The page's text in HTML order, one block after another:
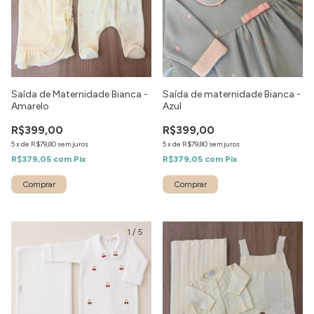
Saída de Maternidade Bianca -
Amarelo
R$399,00
5xde R$79,80 sem juros
R$379,05 com Pix
Comprar
Saída de maternidade Bianca -
Azul
R$399,00
5xde R$79,80 sem juros
R$379,05 com Pix
Comprar
1 / 5 1 / 2